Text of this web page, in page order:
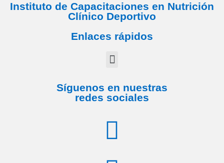
Instituto de Capacitaciones en Nutrición
Clínico Deportivo
Enlaces rápidos
Síguenos en nuestras
redes sociales